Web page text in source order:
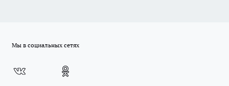
Мы в социальных сетях